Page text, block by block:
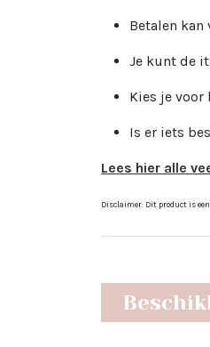
Betalen
Je kunt de
Kies je
Is er iets
Lees hier alle
Disclaimer: Dit product is